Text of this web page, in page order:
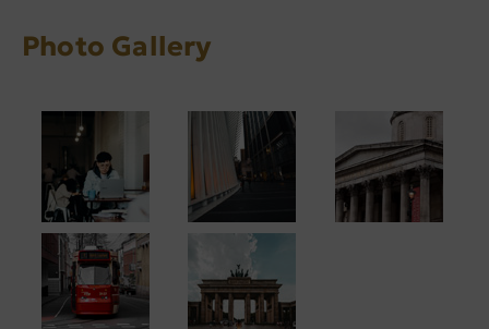
Photo Gallery